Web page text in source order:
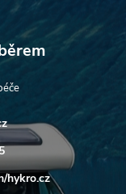
hykro.cz